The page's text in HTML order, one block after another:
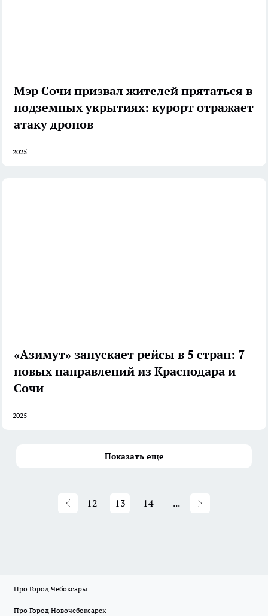
Мэр Сочи призвал жителей прятаться в
подземных укрытиях: курорт отражает
атаку дронов
2025
«Азимут» запускает рейсы в 5 стран: 7
новых направлений из Краснодара и
Сочи
2025
Показать еще
12 13 14 ...
Про Город Чебоксары
Про Город Новочебоксарск